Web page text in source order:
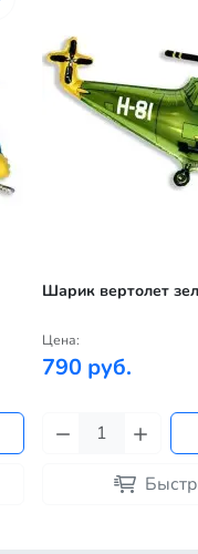
Шарик вертолет
Цена:
790 руб.